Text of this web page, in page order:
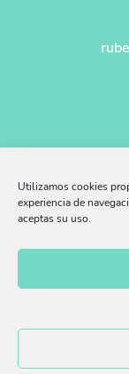
Utilizamos cookies
experiencia de
aceptas su uso.